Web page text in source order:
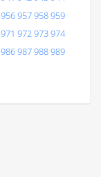
956957958959
971 972973974
986987988989